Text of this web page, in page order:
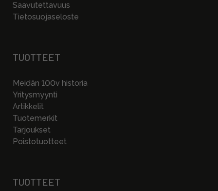
Saavutettavuus
Tietosuojaseloste
TUOTTEET
Meidän 100v historia
Yritysmyynti
Artikkelit
Tuotemerkit
Tarjoukset
Poistotuotteet
TUOTTEET